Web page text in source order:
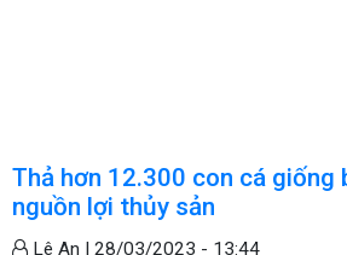
Thả hơn 12.300 con cá giống
nguồn lợi thủy sản
Lê An | 28/03/2023 - 13:44